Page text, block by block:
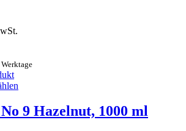
9 Hazelnut, 1000 ml